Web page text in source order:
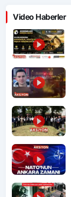
Video Haberler